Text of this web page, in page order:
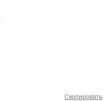
Скопировать